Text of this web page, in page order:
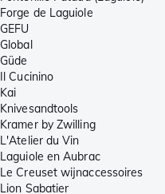
Forge de Laguiole
GEFU
Global
Güde
Il Cucinino
Kai
Knivesandtools
Kramer by Zwilling
L'Atelier du Vin
Laguiole en Aubrac
Le Creuset wijnaccessoires
Lion Sabatier